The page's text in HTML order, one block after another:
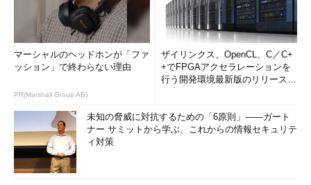
マーシャルのヘッドホンが「ファ
ッション」で終わらない理由
PR(Marshall Group AB)
ザイリンクス、OpenCL、C／C+
+でFPGAアクセラレーションを
行う開発環境最新版のリリースを
未知の脅威に対抗するための「6原則」――ガート
ナー サミットから学ぶ、これからの情報セキュリテ
ィ対策